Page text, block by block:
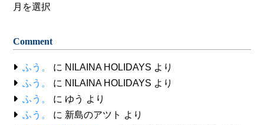
Archive
Comment
ふう。 に NILAINA HOLIDAYS より
ふう。
に NILAINA HOLIDAYS より
ふう。
に ゆう より
ふう。
に 新島のアツト より